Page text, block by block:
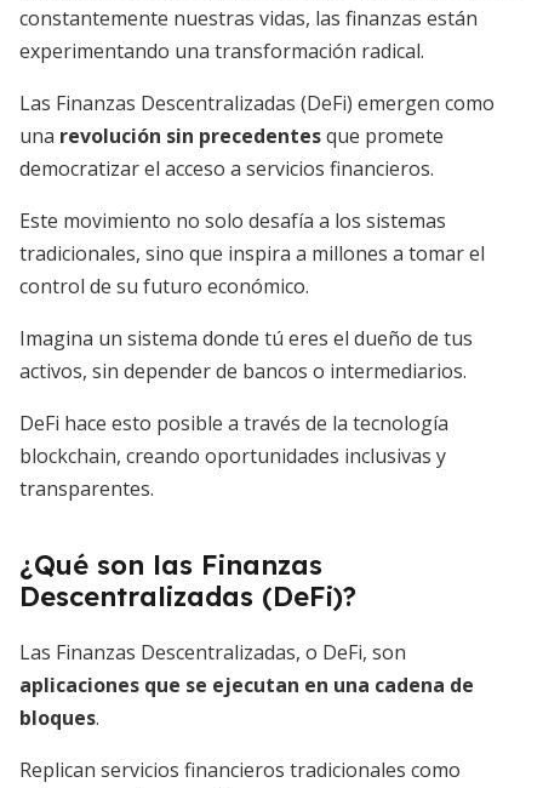
constantemente nuestras vidas, las finanzas están
experimentando una transformación radical.
Las Finanzas Descentralizadas (DeFi) emergen como
una revolución sin precedentesque promete
democratizar el acceso a servicios financieros.
Este movimiento no solo desafía a los sistemas
tradicionales, sino que inspira a millones a tomar el
control de su futuro económico.
Imagina un sistema donde tú eres el dueño de tus
activos, sin depender de bancos o intermediarios.
DeFi hace esto posible a través de la tecnología
blockchain, creando oportunidades inclusivas y
transparentes.
¿Qué son las Finanzas
Descentralizadas (DeFi)?
Las Finanzas Descentralizadas, o DeFi, son
aplicaciones que se ejecutan en una cadena de
bloques.
Replican servicios financieros tradicionales como